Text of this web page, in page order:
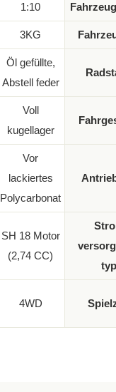
1:10
3KG
Öl gefüllte,
Abstell feder
Voll
kugellager
Vor
lackiertes
Polycarbonat
SH 18 Motor
(2,74 CC)
typ
4WD